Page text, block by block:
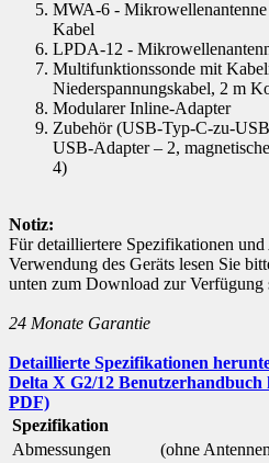
MWA-6 -
Kabel
LPDA-12 -
Multifunktionssonde mit
Niederspannungskabel, 2 m
Modularer Inline-Adapter
Zubehör (USB-Typ-C-zu-
USB-Adapter – 2,
4)
Notiz:
Für detailliertere Spezifikationen
Verwendung des Geräts lesen Sie
unten zum Download zur Verfügung
24 Monate Garantie
Detaillierte Spezifikationen
Delta X G2/12 Benutzerhandbuch
PDF)
Spezifikation
Abmessungen
(ohne